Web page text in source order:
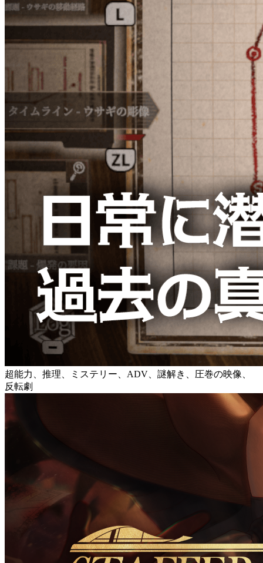
超能力、推理、ミステリー、ADV、謎解き、圧巻の映像、
反転劇